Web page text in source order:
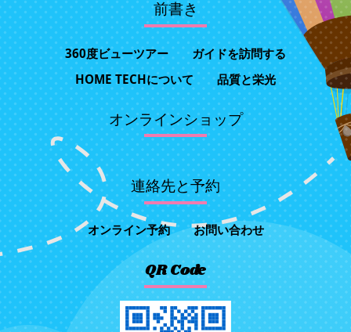
前書き
360度ビューツアー
ガイドを訪問する
HOME TECHについて
品質と栄光
オンラインショップ
連絡先と予約
オンライン予約 お問い合わせ
QR Code